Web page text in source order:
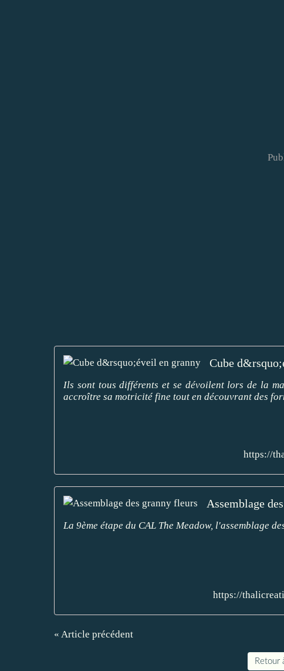
Cube
Ils sont tous différents et se dévoilent lors de la
accroître sa motricité fine tout en découvrant des
https://
Assemblage
La 9ème étape du CAL The Meadow, l'assemblage
https://
« Article précédent
Retour